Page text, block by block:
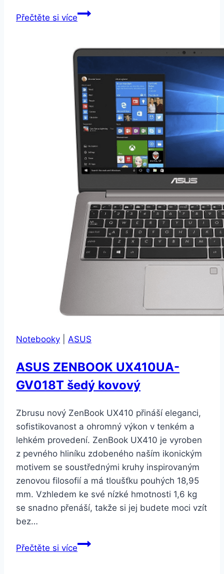
Přečtěte si víceLenovo
17ISK
Black
(80Q000ACCK)
Notebooky ASUS
ASUS ZENBOOK UX410UA-
GV018T šedý kovový
Zbrusu nový ZenBook UX410 přináší eleganci,
sofistikovanost a ohromný výkon v tenkém a
lehkém provedení. ZenBook UX410 je vyroben
z pevného hliníku zdobeného naším ikonickým
motivem se soustřednými kruhy inspirovaným
zenovou filosofií a má tloušťku pouhých 18,95
mm. Vzhledem ke své nízké hmotnosti 1,6 kg
se snadno přenáší, takže si jej budete moci vzít
bez…
Přečtěte si víceASUS